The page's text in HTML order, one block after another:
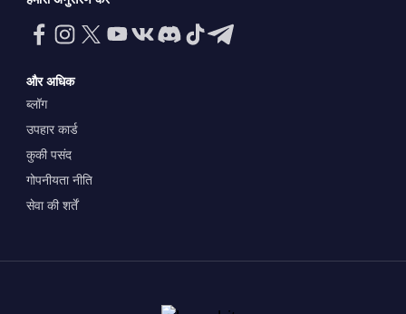
और अधिक
ब्लॉग
उपहार कार्ड
कुकी पसंद
गोपनीयता नीति
सेवा की शर्तें